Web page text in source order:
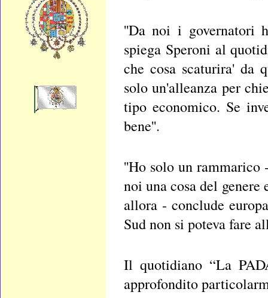
''Da noi i governatori
spiega Speroni al
che cosa scaturira' da
solo un'alleanza per
tipo economico. Se
bene''.
''Ho solo un rammarico
noi una cosa del
allora - conclude
Sud non si poteva fare
Il quotidiano “La
approfondito